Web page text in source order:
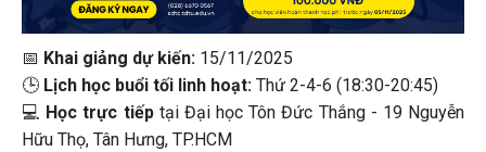
📅 Khai giảng dự kiến: 15/11/2025
🕒 Lịch học buổi tối linh hoạt: Thứ 2-4-6 (18:30-20:45)
💻 Học trực tiếptại Đại học Tôn Đức Thắng - 19 Nguyễn
Hữu Thọ, Tân Hưng, TP.HCM